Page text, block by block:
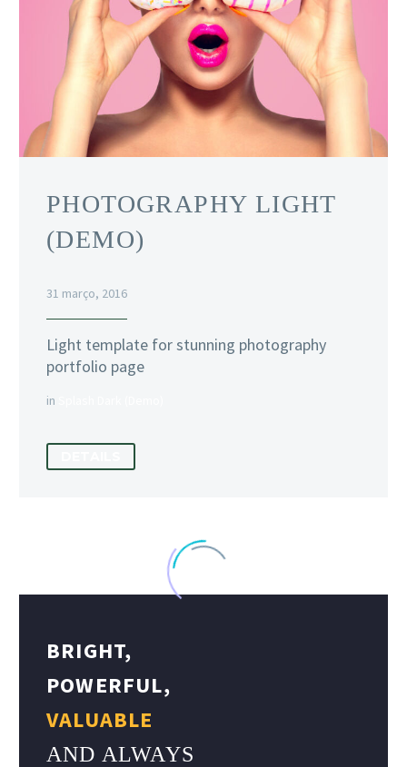
PHOTOGRAPHY LIGHT
(DEMO)
31 março, 2016
Light template for stunning photography
portfolio page
in
BRIGHT,
POWERFUL,
VALUABLE
AND ALWAYS